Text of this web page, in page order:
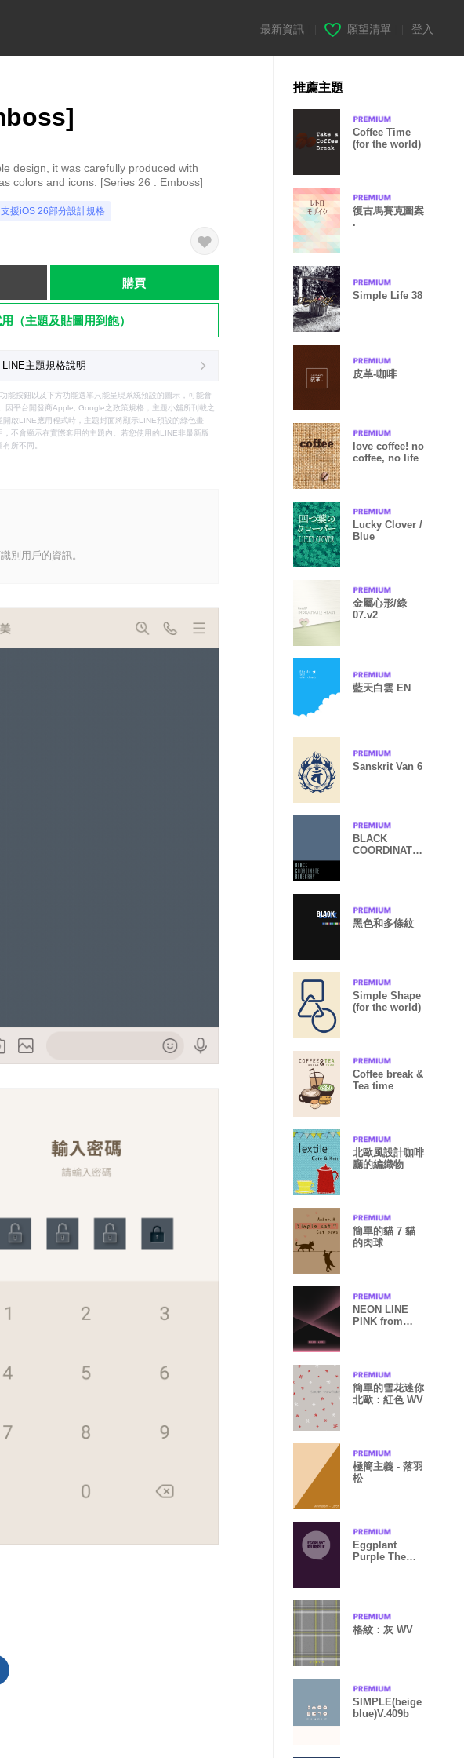
最新資訊 願望清單 登入
design, it was carefully produced with
colors and icons. [Series 26 : Emboss]
支援iOS 26部分設計規格
購買
（主題及貼圖用到飽）
主題規格說明
能按鈕以及下方功能選單只能呈現系統預設的圖示，可能會
因平台開發商Apple, Google之政策規格，主題小舖所刊載之
啟LINE應用程式時，主題封面將顯示LINE預設的綠色畫
不會顯示在實際套用的主題內。若您使用的LINE非最新版
所不同。
別用戶的資訊。
推薦主題
Coffee Time
(for the world)
復古馬賽克圖案
.
Simple Life 38
皮革-咖啡
love coffee! no
coffee, no life
Lucky Clover /
Blue
金屬心形/綠
07.v2
藍天白雲 EN
Sanskrit Van 6
BLACK
COORDINATE.
黑色和多條紋
Simple Shape
(for the world)
Coffee break &
Tea time
北歐風設計咖啡
廳的編織物
簡單的貓 7 貓
的肉球
NEON LINE
PINK from
簡單的雪花迷你
北歐：紅色 WV
極簡主義 - 落羽
松
Eggplant
Purple Theme
格紋：灰 WV
SIMPLE(beige
blue)V.409b